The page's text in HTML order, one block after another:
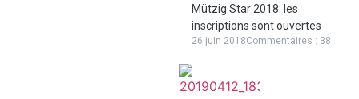
Mützig Star 2018: les
inscriptions sont ouvertes
26 juin 2018Commentaires : 38